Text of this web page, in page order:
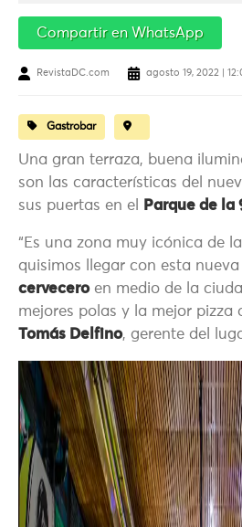
Compartir en WhatsApp
RevistaDC.com agosto 19, 2022 |
Gastrobar
Una gran terraza, buena
son las características del
sus puertas en el
Parque de la
“Es una zona muy icónica de
quisimos llegar con esta
cerveceroen medio de la
mejores polas y la mejor pizza
Tomás Delfino, gerente del